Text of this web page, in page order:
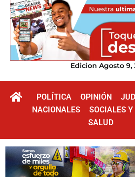
Edicion Agosto 9,
POLÍTICA OPINIÓN
NACIONALES
SOCIALES Y
SALUD